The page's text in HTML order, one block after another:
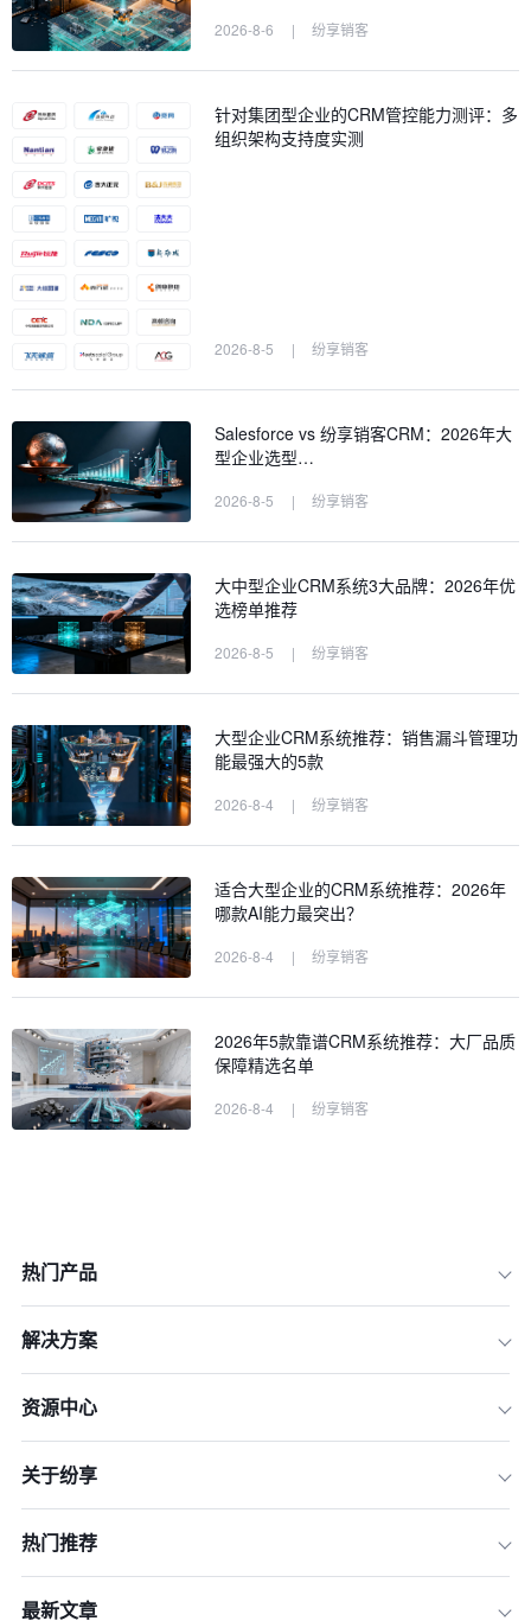
2026-8-6 | 纷享销客
针对集团型企业的CRM管控能力测评：多
组织架构支持度实测
2026-8-5 | 纷享销客
Salesforce vs 纷享销客CRM：2026年大
型企业选型…
2026-8-5 | 纷享销客
大中型企业CRM系统3大品牌：2026年优
选榜单推荐
2026-8-5 | 纷享销客
大型企业CRM系统推荐：销售漏斗管理功
能最强大的5款
2026-8-4 | 纷享销客
适合大型企业的CRM系统推荐：2026年
哪款AI能力最突出？
2026-8-4 | 纷享销客
2026年5款靠谱CRM系统推荐：大厂品质
保障精选名单
2026-8-4 | 纷享销客
热门产品
解决方案
资源中心
关于纷享
热门推荐
最新文章